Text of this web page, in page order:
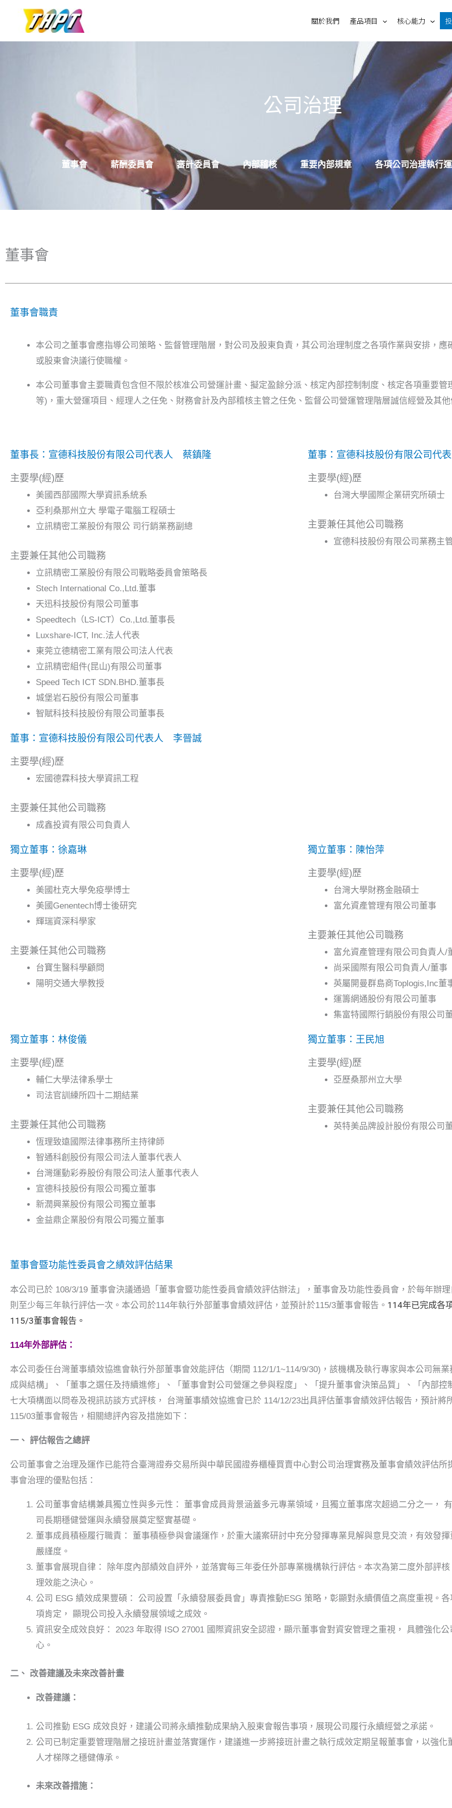
關於我們 產品項目 核心能力
公司治理
董事會 薪酬委員會 審計委員會 內部稽核 重要內部規章 各項公司治理執行
董事會
董事會職責
本公司之董事會應指導公司策略、監督管理階層，對公司及股東負責，其公司治理制度之各項作業與安排，
或股東會決議行使職權。
本公司董事會主要職責包含但不限於核准公司營運計畫、擬定盈餘分派、核定內部控制制度、核定各項重要
等)，重大營運項目、經理人之任免、財務會計及內部稽核主管之任免、監督公司營運管理階層誠信經營及其
董事長：宣德科技股份有限公司代表人 蔡鎮隆
主要學(經)歷
美國西部國際大學資訊系統系
亞利桑那州立大 學電子電腦工程碩士
立訊精密工業股份有限公 司行銷業務副總
主要兼任其他公司職務
立訊精密工業股份有限公司戰略委員會策略長
Stech International Co.,Ltd.董事
天迅科技股份有限公司董事
Speedtech（LS-ICT）Co.,Ltd.董事長
Luxshare-ICT, Inc.法人代表
東莞立德精密工業有限公司法人代表
立訊精密組件(昆山)有限公司董事
Speed Tech ICT SDN.BHD.董事長
城堡岩石股份有限公司董事
智賦科技科技股份有限公司董事長
董事：宣德科技股份有限公司代
主要學(經)歷
台灣大學國際企業研究所碩士
主要兼任其他公司職務
宣德科技股份有限公司業務主
董事：宣德科技股份有限公司代表人 李晉誠
主要學(經)歷
宏國德霖科技大學資訊工程
主要兼任其他公司職務
成鑫投資有限公司負責人
獨立董事：徐嘉琳
主要學(經)歷
美國杜克大學免疫學博士
美國Genentech博士後研究
輝瑞資深科學家
主要兼任其他公司職務
台寶生醫科學顧問
陽明交通大學教授
獨立董事：陳怡萍
主要學(經)歷
台灣大學財務金融碩士
富允資產管理有限公司董事
主要兼任其他公司職務
富允資產管理有限公司負責人/
尚采國際有限公司負責人/董事
英屬開曼群島商Toplogis,Inc董
運籌網通股份有限公司董事
集富特國際行銷股份有限公司
獨立董事：林俊儀
主要學(經)歷
輔仁大學法律系學士
司法官訓練所四十二期結業
主要兼任其他公司職務
恆理致遠國際法律事務所主持律師
智通科創股份有限公司法人董事代表人
台灣運動彩券股份有限公司法人董事代表人
宣德科技股份有限公司獨立董事
新潤興業股份有限公司獨立董事
金益鼎企業股份有限公司獨立董事
獨立董事：王民旭
主要學(經)歷
亞歷桑那州立大學
主要兼任其他公司職務
英特美品牌設計股份有限公司
董事會暨功能性委員會之績效評估結果
本公司已於 108/3/19 董事會決議通過「董事會暨功能性委員會績效評估辦法」，董事會及功能性委員會，於每年辦
則至少每三年執行評估一次。本公司於114年執行外部董事會績效評估，並預計於115/3董事會報告。 114年已完成各
115/3董事會報告 。
114年外部評估：
本公司委任台灣董事績效協進會執行外部董事會效能評估（期間 112/1/1~114/9/30)，該機構及執行專家與本公司無
成與結構」、「董事之選任及持續進修」、「董事會對公司營運之參與程度」、「提升董事會決策品質」、「內部控
七大項構面以問卷及視訊訪談方式評核， 台灣董事績效協進會已於 114/12/23出具評估董事會績效評估報告，預計將
115/03董事會報告，相關總評內容及措施如下：
一、 評估報告之總評
公司董事會之治理及運作已能符合臺灣證券交易所與中華民國證券櫃檯買賣中心對公司治理實務及董事會績效評估
事會治理的優點包括：
公司董事會結構兼具獨立性與多元性： 董事會成員背景涵蓋多元專業領域，且獨立董事席次超過二分之一，
司長期穩健營運與永續發展奠定堅實基礎。
董事成員積極履行職責： 董事積極參與會議運作，於重大議案研討中充分發揮專業見解與意見交流，有效發
嚴謹度。
董事會展現自律： 除年度內部績效自評外，並落實每三年委任外部專業機構執行評估。本次為第二度外部評
理效能之決心。
公司 ESG 績效成果豐碩： 公司設置「永續發展委員會」專責推動ESG 策略，彰顯對永續價值之高度重視。
項肯定， 顯現公司投入永續發展領域之成效。
資訊安全成效良好： 2023 年取得 ISO 27001 國際資訊安全認證，顯示董事會對資安管理之重視， 具體強化
心。
二、 改善建議及未來改善計畫
改善建議：
公司推動 ESG 成效良好，建議公司將永續推動成果納入股東會報告事項，展現公司履行永續經營之承諾。
公司已制定重要管理階層之接班計畫並落實運作，建議進一步將接班計畫之執行成效定期呈報董事會，以強
人才梯隊之穩健傳承。
未來改善措施：